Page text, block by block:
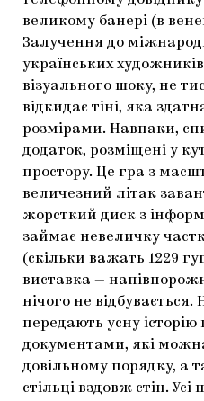
великому банері (в
Залучення до
українських
візуального шоку, не
відкидає тіні, яка
розмірами. Навпаки,
додаток, розміщені у
простору. Це гра з
величезний літак
жорсткий диск з
займає невеличку
(скільки важать 1229
виставка —
нічого не
передають усну
документами, які
довільному порядку, а
стільці вздовж стін.